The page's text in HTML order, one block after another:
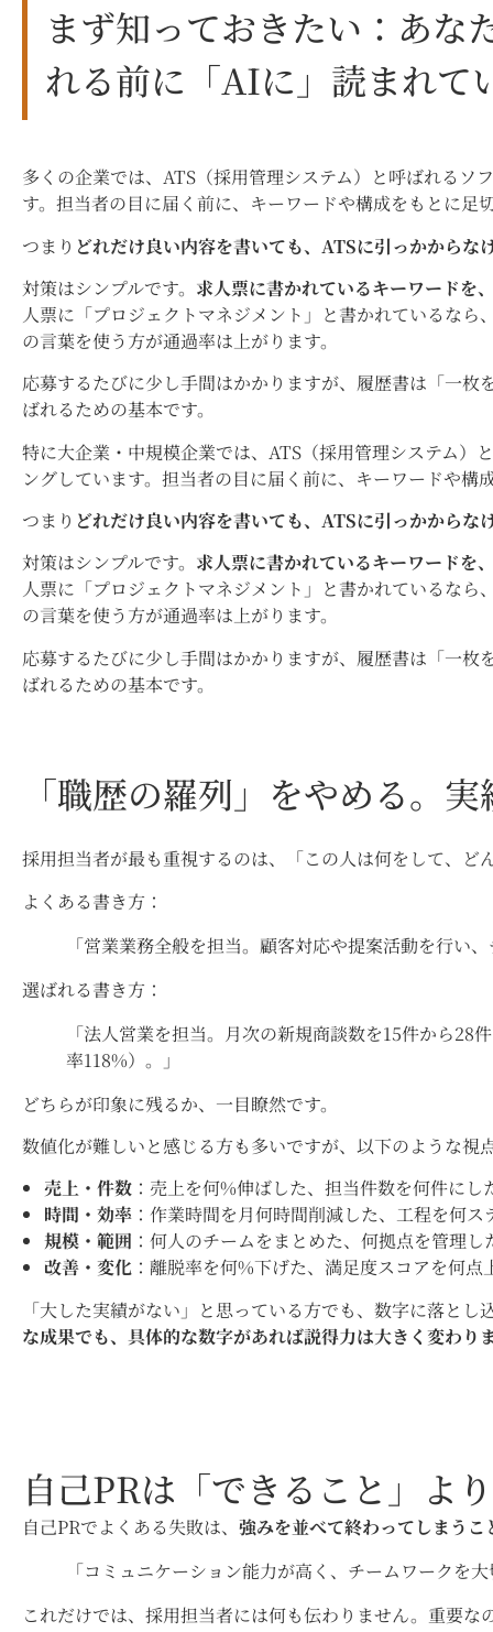
まず知っておきたい：あな
れる前に「AIに」読まれて
多くの企業では、ATS（採用管理システム）と呼ばれるソ
す。担当者の目に届く前に、キーワードや構成をもとに足
つまり どれだけ良い内容を書いても、ATSに引っかからな
対策はシンプルです。 求人票に書かれているキーワードを
人票に「プロジェクトマネジメント」と書かれているな
の言葉を使う方が通過率は上がります。
応募するたびに少し手間はかかりますが、履歴書は「一
ばれるための基本です。
特に大企業・中規模企業では、ATS（採用管理システム）
ングしています。担当者の目に届く前に、キーワードや構
つまり どれだけ良い内容を書いても、ATSに引っかからな
対策はシンプルです。 求人票に書かれているキーワードを
人票に「プロジェクトマネジメント」と書かれているな
の言葉を使う方が通過率は上がります。
応募するたびに少し手間はかかりますが、履歴書は「一
ばれるための基本です。
「職歴の羅列」をやめる。
採用担当者が最も重視するのは、「この人は何をして、ど
よくある書き方：
「営業業務全般を担当。顧客対応や提案活動を行い
選ばれる書き方：
「法人営業を担当。月次の新規商談数を15件から
率118%）。」
どちらが印象に残るか、一目瞭然です。
数値化が難しいと感じる方も多いですが、以下のような視
売上・件数 ：売上を何%伸ばした、担当件数を何件にし
時間・効率 ：作業時間を月何時間削減した、工程を何
規模・範囲 ：何人のチームをまとめた、何拠点を管理し
改善・変化 ：離脱率を何%下げた、満足度スコアを何点
「大した実績がない」と思っている方でも、数字に落と
な成果でも、具体的な数字があれば説得力は大きく変わり
自己PRは「できること」よ
自己PRでよくある失敗は、 強みを並べて終わってしまうこ
「コミュニケーション能力が高く、チームワークを
これだけでは、採用担当者には何も伝わりません。重要な